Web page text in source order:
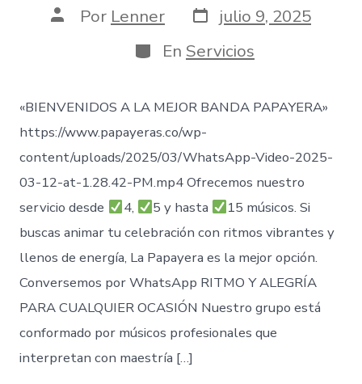
AutorPor Lenner Fecha
de
publicación
julio 9, 2025
Categorías
En Servicios
«BIENVENIDOS A LA MEJOR BANDA PAPAYERA»
https://www.papayeras.co/wp-
content/uploads/2025/03/WhatsApp-Video-2025-
03-12-at-1.28.42-PM.mp4 Ofrecemos nuestro
servicio desde
4, 5 y hasta
15 músicos. Si
buscas animar tu celebración con ritmos vibrantes y
llenos de energía, La Papayera es la mejor opción.
Conversemos por WhatsApp RITMO Y ALEGRÍA
PARA CUALQUIER OCASIÓN Nuestro grupo está
conformado por músicos profesionales que
interpretan con maestría […]